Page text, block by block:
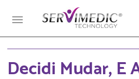
Toggle
Decidi Mudar, E